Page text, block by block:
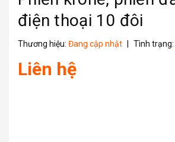
điện thoại 10 đôi
Thương hiệu: Đang cập nhật Tình trạng:
Liên hệ